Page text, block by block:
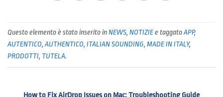
Questo elemento è stato inserito inNEWS, NOTIZIEe taggatoAPP,
AUTENTICO,AUTHENTICO, ITALIAN SOUNDING, MADE IN ITALY,
PRODOTTI, TUTELA.
How to Fix AirDrop Issues on Mac: Troubleshooting Guide